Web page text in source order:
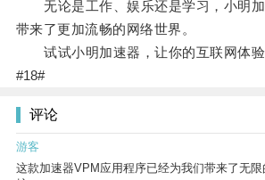
无论是工作、娱乐还是学习，小明加
带来了更加流畅的网络世界。
试试小明加速器，让你的互联网体验
#18#
评论
游客
这款加速器VPM应用程序已经为我们带来了无